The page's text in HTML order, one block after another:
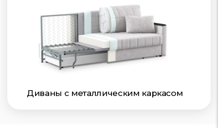
Диваны с металлическим каркасом